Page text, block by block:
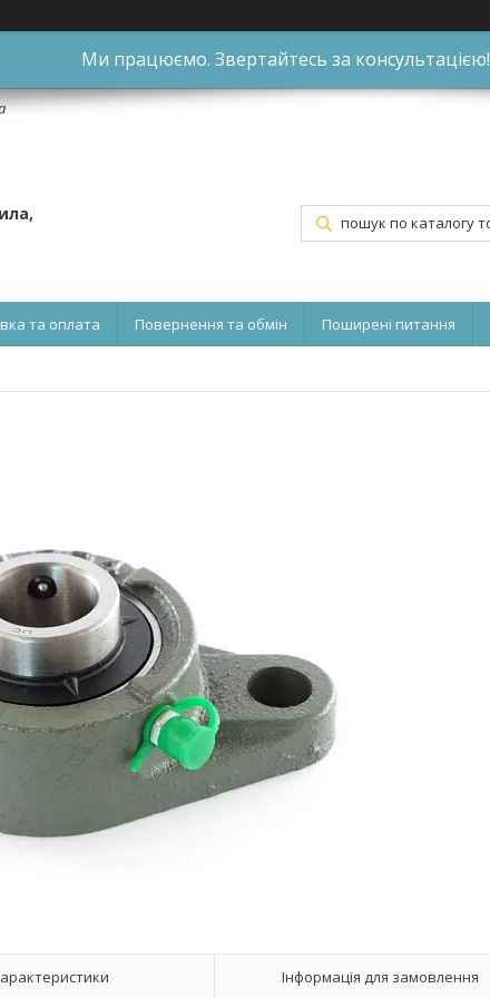
Ми працюємо. Звертайтесь за консультацією!
та оплата Повернення та обмін Поширені питання
Інформація для замовлення